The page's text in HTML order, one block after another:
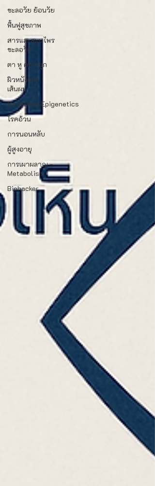
ชะลอวัย ย้อนวัย
ฟื้นฟูสุขภาพ
สารและสมุนไพร
ชะลอวัย
ตา หู คอ จมูก
ผิวหนังและ
เส้นผม
Genetics&Epigenetics
โรคอ้วน
การนอนหลับ
ผู้สูงอายุ
การเผาผลาญ -
Metabolism
Biohacker